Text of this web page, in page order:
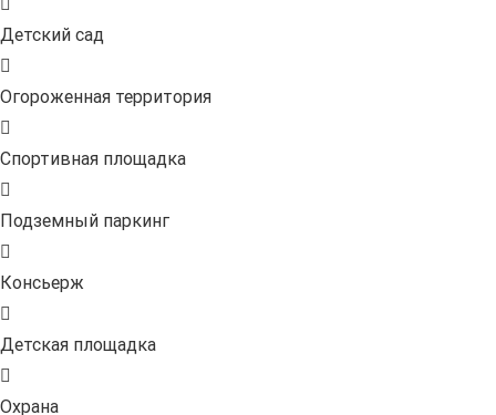
Детский сад
Огороженная территория
Спортивная площадка
Подземный паркинг
Консьерж
Детская площадка
Охрана